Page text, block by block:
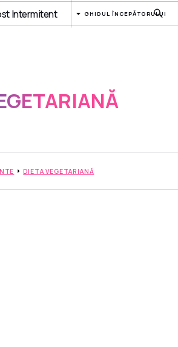
Intermitent GHIDUL ÎNCEPĂTORULUI
DIETA VEGETARIANĂ